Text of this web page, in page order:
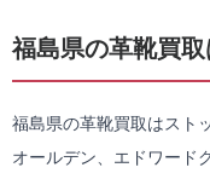
福島県の革靴買
福島県の革靴買取はスト
オールデン、エドワード